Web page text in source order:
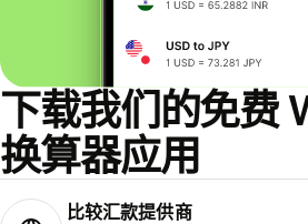
下载我们的免费
换算器应用
比较汇款提供商